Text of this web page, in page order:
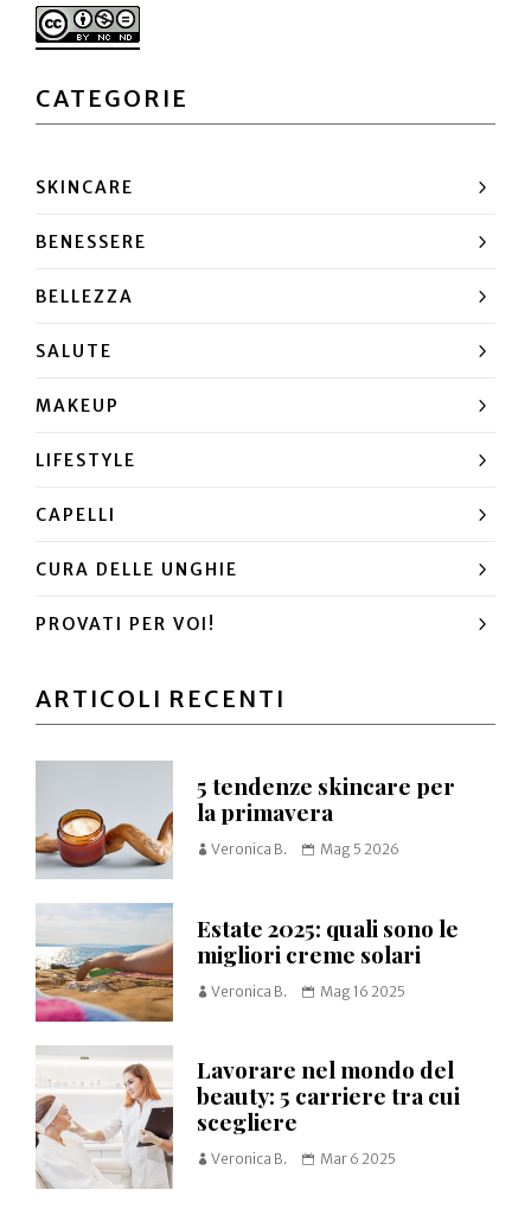
CATEGORIE
SKINCARE
BENESSERE
BELLEZZA
SALUTE
MAKEUP
LIFESTYLE
CAPELLI
CURA DELLE UNGHIE
PROVATI PER VOI!
ARTICOLI RECENTI
5 tendenze skincare per
la primavera
Veronica B. Mag 5 2026
Estate 2025: quali sono le
migliori creme solari
Veronica B. Mag 16 2025
Lavorare nel mondo del
beauty: 5 carriere tra cui
scegliere
Veronica B. Mar 6 2025